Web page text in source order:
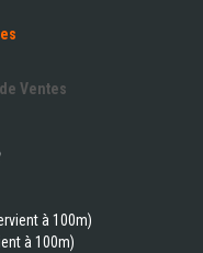
Ventes
à 100m)
à 100m)